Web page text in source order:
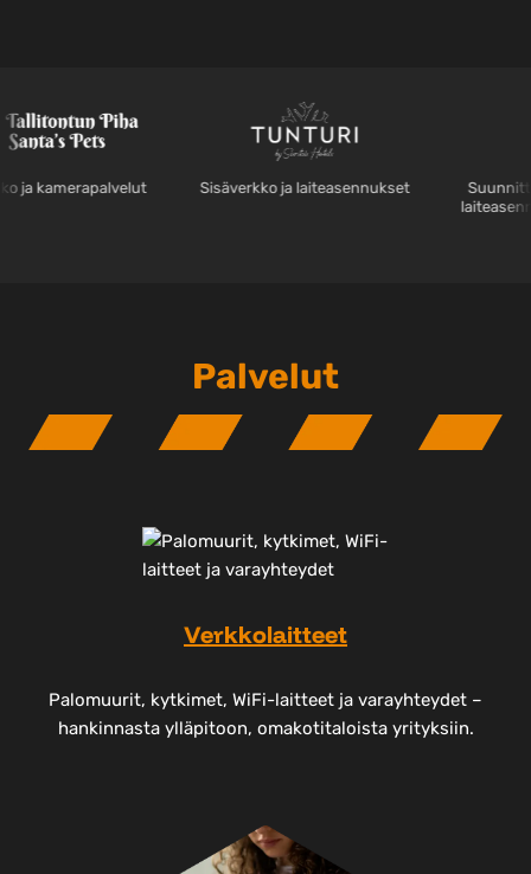
Sisäverkko ja laiteasennukset
Suunnittelu,
Palvelut
Verkkolaitteet
Palomuurit, kytkimet, WiFi-laitteet ja varayhteydet –
hankinnasta ylläpitoon, omakotitaloista yrityksiin.